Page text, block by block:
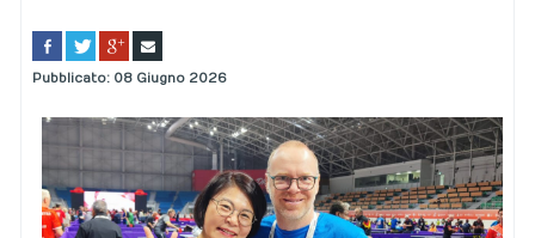
Calendario
Portale risultati
Pubblicato: 08 Giugno 2026